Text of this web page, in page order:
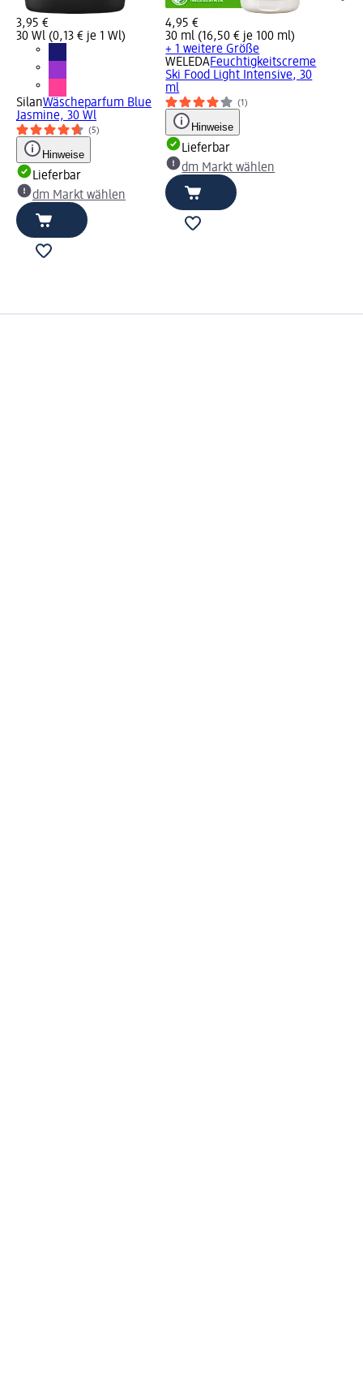
3,95 €
30 Wl (0,13 € je 1 Wl)
SilanWäscheparfum Blue
Jasmine, 30 Wl
(5)
Hinweise
Lieferbar
dm Markt wählen
4,95 €
30 ml (16,50 € je 100 ml)
+ 1 weitere Größe
WELEDAFeuchtigkeitscreme
Ski Food Light Intensive, 30
ml
(1)
Hinweise
Lieferbar
dm Markt wählen